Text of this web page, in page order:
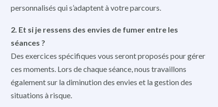
personnalisés qui s’adaptent à votre parcours.
2. Et si je ressens des envies de fumer entre les
séances ?
Des exercices spécifiques vous seront proposés pour gérer
ces moments. Lors de chaque séance, nous travaillons
également sur la diminution des envies et la gestion des
situations à risque.